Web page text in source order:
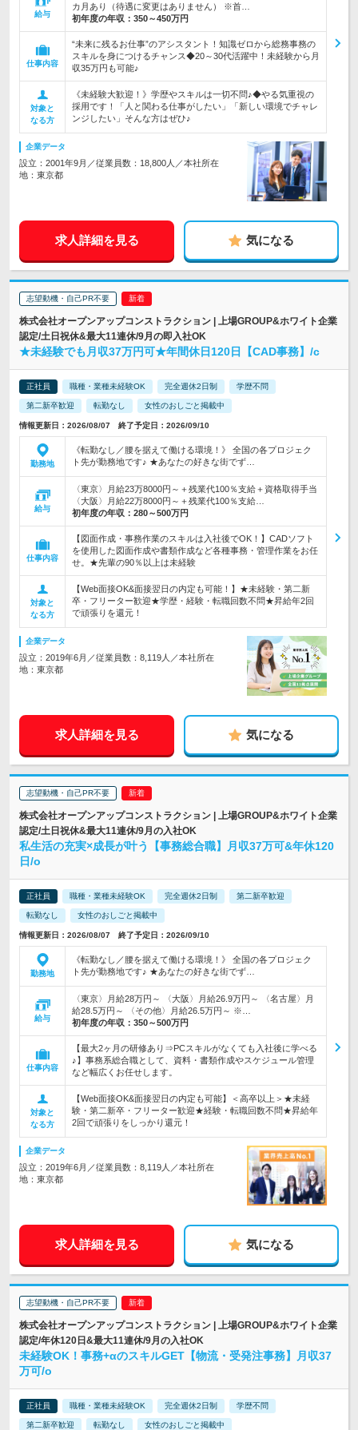
給与
カ月あり（待遇に変更はありません） ※首…
初年度の年収： 350～450万円
仕事内容
“未来に残るお仕事”のアシスタント！知識ゼロから総務事務の
スキルを身につけるチャンス◆20～30代活躍中！未経験から月
収35万円も可能♪
対象と
なる方
《未経験大歓迎！》学歴やスキルは一切不問♪◆やる気重視の
採用です！「人と関わる仕事がしたい」「新しい環境でチャレ
ンジしたい」そんな方はぜひ♪
企業データ
設立：2001年9月／従業員数：18,800人／本社所在
地：東京都
求人詳細を見る 気になる
志望動機・自己PR不要
株式会社オープンアップコンストラクション | 上場GROUP&ホワイト企業
認定/土日祝休&最大11連休/9月の即入社OK
★未経験でも月収37万円可★年間休日120日【CAD事務】/c
正社員 職種・業種未経験OK 完全週休2日制 学歴不問
第二新卒歓迎 転勤なし 女性のおしごと掲載中
情報更新日：2026/08/07 終了予定日：2026/09/10
勤務地
《転勤なし／腰を据えて働ける環境！》 全国の各プロジェク
ト先が勤務地です♪ ★あなたの好きな街でず…
給与
〈東京〉月給23万8000円～＋残業代100％支給＋資格取得手当
〈大阪〉月給22万8000円～＋残業代100％支給…
初年度の年収： 280～500万円
仕事内容
【図面作成・事務作業のスキルは入社後でOK！】CADソフト
を使用した図面作成や書類作成など各種事務・管理作業をお任
せ。★先輩の90％以上は未経験
対象と
なる方
【Web面接OK&面接翌日の内定も可能！】★未経験・第二新
卒・フリーター歓迎★学歴・経験・転職回数不問★昇給年2回
で頑張りを還元！
企業データ
設立：2019年6月／従業員数：8,119人／本社所在
地：東京都
求人詳細を見る 気になる
志望動機・自己PR不要
株式会社オープンアップコンストラクション | 上場GROUP&ホワイト企業
認定/土日祝休&最大11連休/9月の入社OK
私生活の充実×成長が叶う【事務総合職】月収37万可&年休120
日/o
正社員 職種・業種未経験OK 完全週休2日制 第二新卒歓迎
転勤なし 女性のおしごと掲載中
情報更新日：2026/08/07 終了予定日：2026/09/10
勤務地
《転勤なし／腰を据えて働ける環境！》 全国の各プロジェク
ト先が勤務地です♪ ★あなたの好きな街でず…
給与
〈東京〉月給28万円～ 〈大阪〉月給26.9万円～ 〈名古屋〉月
給28.5万円～ 〈その他〉月給26.5万円～ ※…
初年度の年収： 350～500万円
仕事内容
【最大2ヶ月の研修あり⇒PCスキルがなくても入社後に学べる
♪】事務系総合職として、資料・書類作成やスケジュール管理
など幅広くお任せします。
対象と
なる方
【Web面接OK&面接翌日の内定も可能】＜高卒以上＞★未経
験・第二新卒・フリーター歓迎★経験・転職回数不問★昇給年
2回で頑張りをしっかり還元！
企業データ
設立：2019年6月／従業員数：8,119人／本社所在
地：東京都
求人詳細を見る 気になる
志望動機・自己PR不要
株式会社オープンアップコンストラクション | 上場GROUP&ホワイト企業
認定/年休120日&最大11連休/9月の入社OK
未経験OK！事務+αのスキルGET【物流・受発注事務】月収37
万可/o
正社員 職種・業種未経験OK 完全週休2日制 学歴不問
第二新卒歓迎 転勤なし 女性のおしごと掲載中